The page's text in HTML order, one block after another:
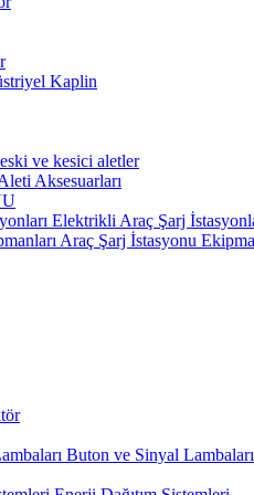
Kaplin
ve kesici aletler
Aksesuarları
Elektrikli Araç Şarj
Araç Şarj İstasyonu
Buton ve Sinyal Lambaları